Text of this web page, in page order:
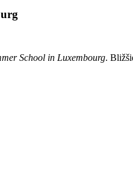
School in Luxembourg.